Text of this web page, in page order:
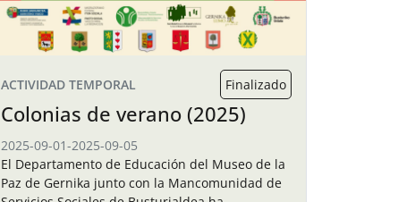
ACTIVIDAD TEMPORAL Finalizado
Colonias de verano (2025)
2025-09-01-2025-09-05
El Departamento de Educación del Museo de la
Paz de Gernika junto con la Mancomunidad de